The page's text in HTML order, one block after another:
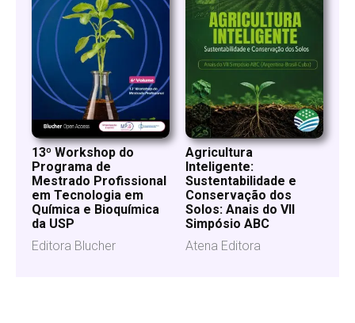
13º Workshop do
Programa de
Mestrado Profissional
em Tecnologia em
Química e Bioquímica
da USP
Editora Blucher
Agricultura
Inteligente:
Sustentabilidade e
Conservação dos
Solos: Anais do VII
Simpósio ABC
Atena Editora